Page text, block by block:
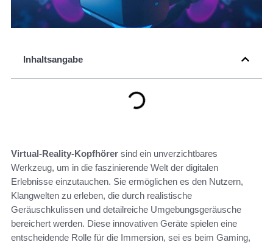
Inhaltsangabe
Virtual-Reality-Kopfhörer sind ein unverzichtbares
Werkzeug, um in die faszinierende Welt der digitalen
Erlebnisse einzutauchen. Sie ermöglichen es den Nutzern,
Klangwelten zu erleben, die durch realistische
Geräuschkulissen und detailreiche Umgebungsgeräusche
bereichert werden. Diese innovativen Geräte spielen eine
entscheidende Rolle für die Immersion, sei es beim Gaming,